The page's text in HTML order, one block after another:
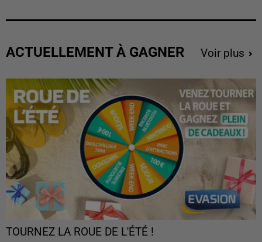
ACTUELLEMENT À GAGNER Voir plus
TOURNEZ LA ROUE DE L'ÉTÉ !